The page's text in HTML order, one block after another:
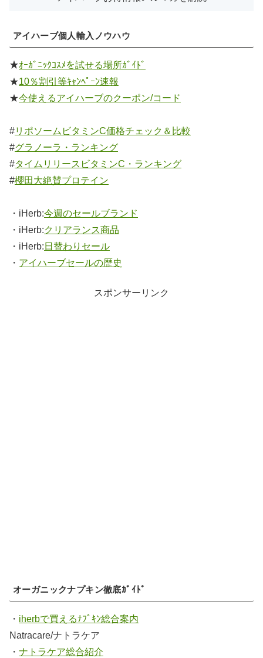
アイハーブ個人輸入ノウハウ
★ｵｰｶﾞﾆｯｸｺｽﾒを試せる場所ｶﾞｲﾄﾞ
★10％割引等ｷｬﾝﾍﾟｰﾝ速報
★今使えるアイハーブのクーポン/コード
#リポソームビタミンC価格チェック＆比較
#グラノーラ・ランキング
#タイムリリースビタミンC・ランキング
#櫻田大絶賛プロテイン
・iHerb:今週のセールブランド
・iHerb:クリアランス商品
・iHerb: 日替わりセール
・ アイハーブセールの歴史
スポンサーリンク
オーガニックナプキン徹底ｶﾞｲﾄﾞ
・ iherbで買えるﾅﾌﾟｷﾝ総合案内
Natracare/ナトラケア
・ ナトラケア総合紹介